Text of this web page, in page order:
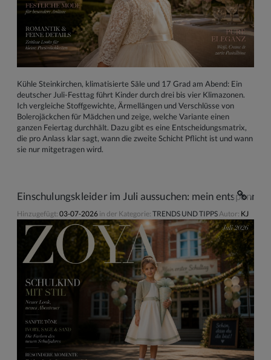
Kühle Steinkirchen, klimatisierte Säle und 17 Grad am Abend: Ein
deutscher Juli-Festtag führt Kinder durch drei bis vier Klimazonen.
Ich vergleiche Stoffgewichte, Ärmellängen und Verschlüsse von
Bolerojäckchen für Mädchen und zeige, welche Variante einen
ganzen Feiertag durchhält. Dazu gibt es eine Entscheidungsmatrix,
die pro Anlass klar sagt, wann die zweite Schicht Pflicht ist und wann
sie nur mitgetragen wird.
Einschulungskleider im Juli aussuchen: mein
Hinzugefügt: 03-07-2026 in der Kategorie: TRENDS UND TIPPSAutor: KJ